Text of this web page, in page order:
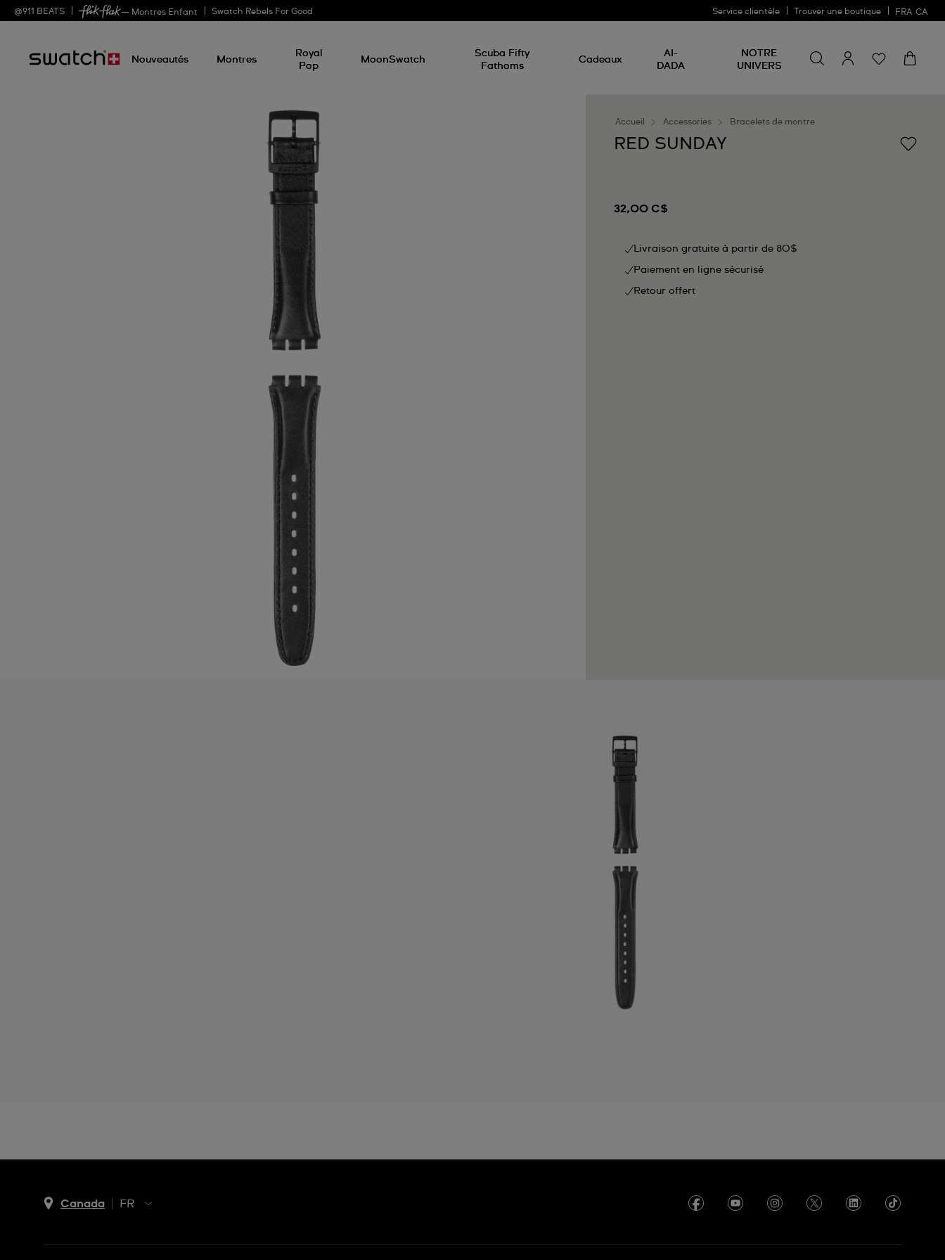
@911 BEATS — Montres Enfant Swatch Rebels For Good Service clientèle Trouver une boutique FRA CA
Nouveautés Montres
Royal
Pop
MoonSwatch
Scuba Fifty
Fathoms
Cadeaux
AI-
DADA
NOTRE
UNIVERS
un
produit
Accueil Accessories Bracelets de montre
RED SUNDAY
32,00 C$
Livraison gratuite à partir de 80$
Paiement en ligne sécurisé
Retour offert
Canada
FR
FR